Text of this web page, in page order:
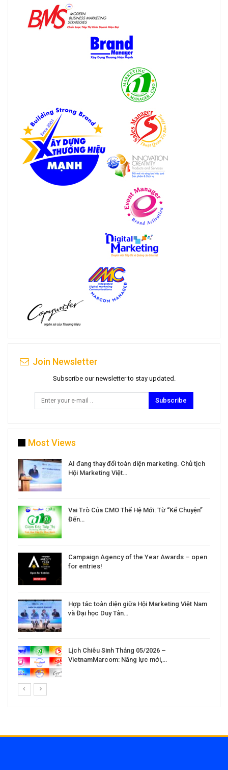
Join Newsletter
Subscribe our newsletter to stay updated.
Subscribe
Most Views
AI đang thay đổi toàn diện marketing. Chủ tịch
Hội Marketing Việt…
Vai Trò Của CMO Thế Hệ Mới: Từ “Kể Chuyện”
Đến…
Campaign Agency of the Year Awards – open
for entries!
Hợp tác toàn diện giữa Hội Marketing Việt Nam
và Đại học Duy Tân…
Lịch Chiêu Sinh Tháng 05/2026 –
VietnamMarcom: Năng lực mới,…